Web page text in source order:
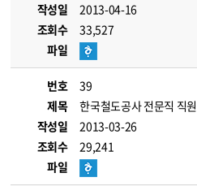
작성일
2013-04-16
조회수
33,527
파일
번호
39
제목
한국철도공사 전문직 직
작성일
2013-03-26
조회수
29,241
파일